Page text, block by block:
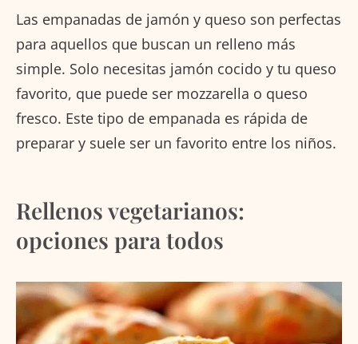
Las empanadas de jamón y queso son perfectas
para aquellos que buscan un relleno más
simple. Solo necesitas jamón cocido y tu queso
favorito, que puede ser mozzarella o queso
fresco. Este tipo de empanada es rápida de
preparar y suele ser un favorito entre los niños.
Rellenos vegetarianos:
opciones para todos